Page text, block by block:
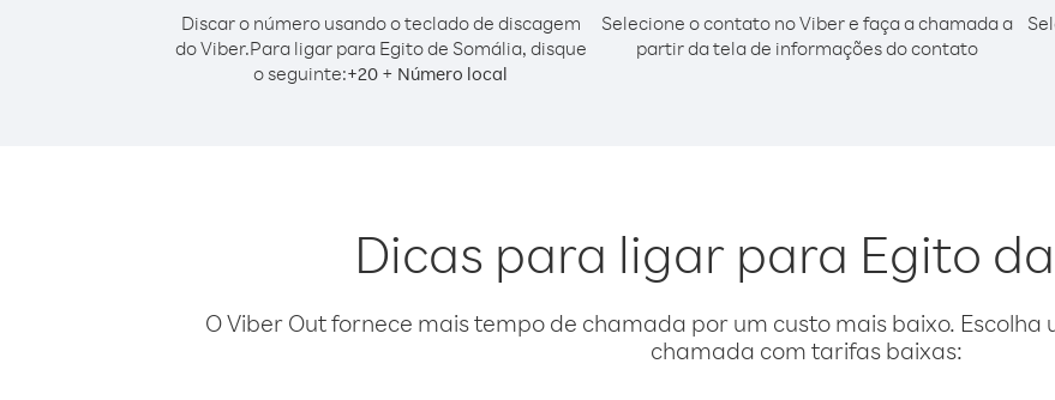
Discar o número usando o teclado de discagem
do Viber.Para ligar para Egito de Somália, disque
o seguinte:+20 + Número local
Selecione o contato no Viber e faça a chamada a
partir da tela de informações do contato
Dicas para ligar para Egito
O Viber Out fornece mais tempo de chamada por um custo mais baixo. Escolha
chamada com tarifas baixas: